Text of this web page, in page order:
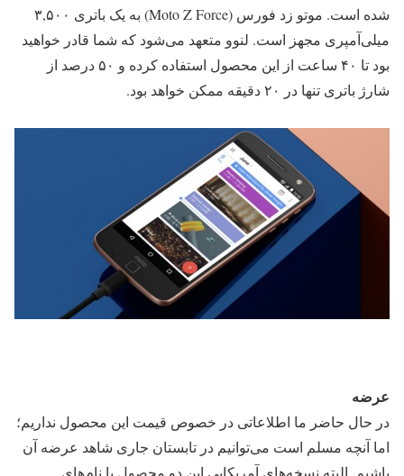
شده است. موتو زد فورس (Moto Z Force) به یک باتری ۳,۵۰۰
میلی‌آمپری مجهز است. لنوو متعهد می‌شود که شما قادر خواهید
بود تا ۴۰ ساعت از این محصول استفاده کرده و ۵۰ درصد از
شارژ باتری تنها در ۲۰ دقیقه ممکن خواهد بود.
عرضه
در حال حاضر ما اطلاعاتی در خصوص قیمت این محصول نداریم؛
اما آنچه مسلم است می‌توانیم در تابستان جاری شاهد عرضه آن
باشیم. البته نسخه‌های آمریکایی این دو محصول با نام‌های